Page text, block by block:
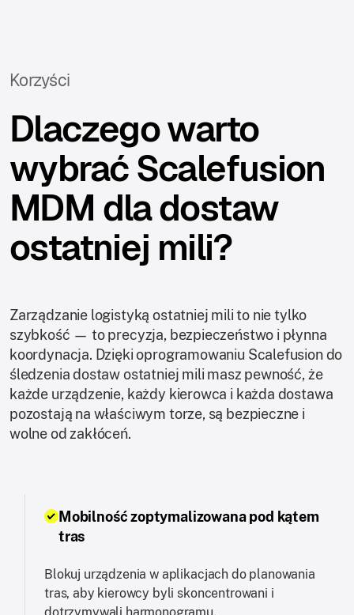
Korzyści
Dlaczego warto
wybrać Scalefusion
MDM dla dostaw
ostatniej mili?
Zarządzanie logistyką ostatniej mili to nie tylko
szybkość — to precyzja, bezpieczeństwo i płynna
koordynacja. Dzięki oprogramowaniu Scalefusion do
śledzenia dostaw ostatniej mili masz pewność, że
każde urządzenie, każdy kierowca i każda dostawa
pozostają na właściwym torze, są bezpieczne i
wolne od zakłóceń.
Mobilność zoptymalizowana pod kątem
tras
Blokuj urządzenia w aplikacjach do planowania
tras, aby kierowcy byli skoncentrowani i